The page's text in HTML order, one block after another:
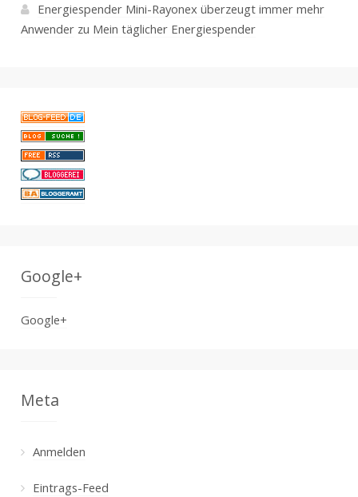
Energiespender Mini-Rayonex überzeugt immer mehr
Anwenderzu Mein täglicher Energiespender
Google+
Google+
Meta
Anmelden
Eintrags-Feed